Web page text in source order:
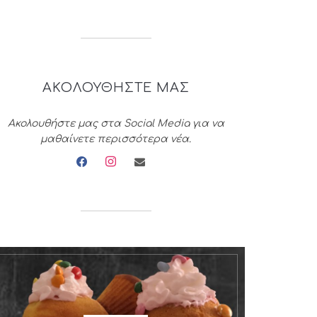
ΑΚΟΛΟΥΘΗΣΤΕ ΜΑΣ
Ακολουθήστε μας στα Social Media για να
μαθαίνετε περισσότερα νέα.
facebookinstagramenvelope